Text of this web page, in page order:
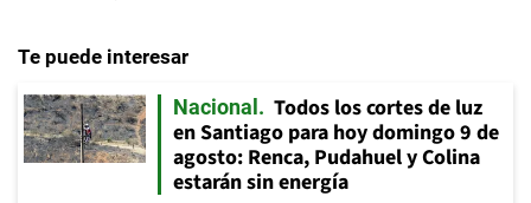
Te puede interesar
Nacional
Todos los cortes de luz
en Santiago para hoy domingo 9 de
agosto: Renca, Pudahuel y Colina
estarán sin energía